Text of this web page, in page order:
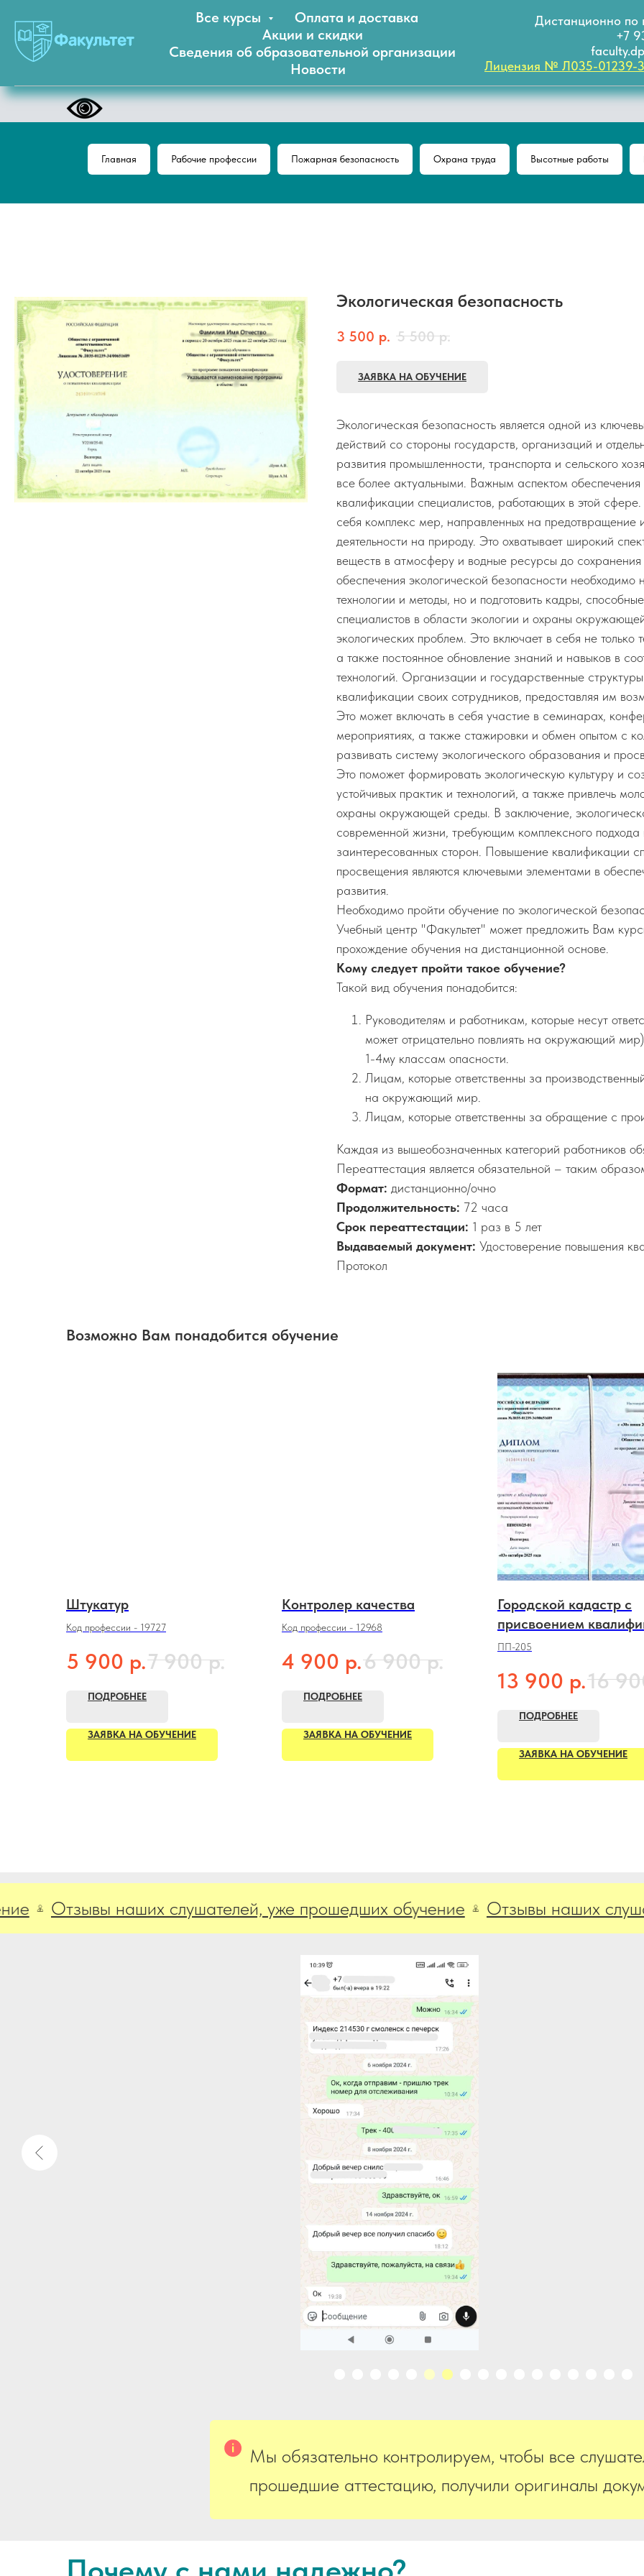
Все курсы
Оплата и доставка
Акции и скидки
Сведения об образовательной организации
Новости
Дистанционно по
+7
Лицензия № Л035-01239-
Главная Рабочие профессии Пожарная безопасность Охрана труда Высотные работы
Экологическая безопасность
3 500 р. 5 500 р.
ЗАЯВКА НА ОБУЧЕНИЕ
Экологическая безопасность является одной из
действий со стороны государств, организаций и
развития промышленности, транспорта и сельского
все более актуальными. Важным аспектом
квалификации специалистов, работающих в этой
себя комплекс мер, направленных на предотвращение
деятельности на природу. Это охватывает широкий
веществ в атмосферу и водные ресурсы до
обеспечения экологической безопасности необходимо
технологии и методы, но и подготовить кадры,
специалистов в области экологии и охраны
экологических проблем. Это включает в себя не только
а также постоянное обновление знаний и навыков в
технологий. Организации и государственные
квалификации своих сотрудников, предоставляя им
Это может включать в себя участие в семинарах,
мероприятиях, а также стажировки и обмен опытом с
развивать систему экологического образования и
Это поможет формировать экологическую культуру и
устойчивых практик и технологий, а также привлечь
охраны окружающей среды. В заключение,
современной жизни, требующим комплексного
заинтересованных сторон. Повышение квалификации
просвещения являются ключевыми элементами в
развития.
Необходимо пройти обучение по экологической
Учебный центр "Факультет" может предложить Вам
прохождение обучения на дистанционной основе.
Кому следует пройти такое обучение?
Такой вид обучения понадобится:
Руководителям и работникам, которые несут
может отрицательно повлиять на окружающий
1-4му классам опасности.
Лицам, которые ответственны за
на окружающий мир.
Лицам, которые ответственны за обращение с
Каждая из вышеобозначенных категорий работников
Переаттестация является обязательной – таким
Формат: дистанционно/очно
Продолжительность: 72 часа
Срок переаттестации: 1 раз в 5 лет
Выдаваемый документ: Удостоверение повышения
Протокол
Возможно Вам понадобится обучение
Штукатур
Код профессии - 19727
5 900 р.7 900 р.
ПОДРОБНЕЕ
ЗАЯВКА НА ОБУЧЕНИЕ
Контролер качества
Код профессии - 12968
4 900 р.6 900 р.
ПОДРОБНЕЕ
ЗАЯВКА НА ОБУЧЕНИЕ
Городской кадастр с
присвоением
«Кадастровый
ПП-205
13 900 р.16
ПОДРОБНЕЕ
ЗАЯВКА НА ОБУЧЕНИЕ
Отзывы наших слушателей, уже прошедших обучение Отзывы наших
Мы обязательно контролируем, чтобы все
прошедшие аттестацию, получили оригиналы